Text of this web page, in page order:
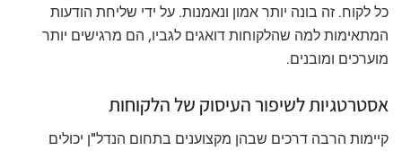
כל לקוח. זה בונה יותר אמון ונאמנות. על ידי שליחת הודעות
המתאימות למה שהלקוחות דואגים לגביו, הם מרגישים יותר
מוערכים ומובנים.
אסטרטגיות לשיפור העיסוק של הלקוחות
קיימות הרבה דרכים שבהן מקצוענים בתחום הנדל"ן יכולים